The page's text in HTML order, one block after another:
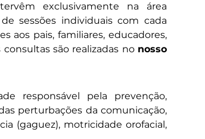
exclusivamente na área
sessões individuais com cada
aos pais, familiares, educadores,
são realizadas no nosso
responsável pela prevenção,
perturbações da comunicação,
(gaguez), motricidade orofacial,